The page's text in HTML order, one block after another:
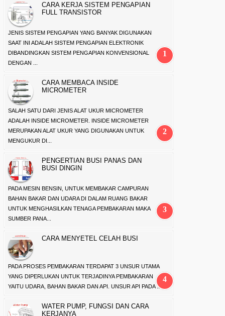
CARA KERJA SISTEM PENGAPIAN
FULL TRANSISTOR
JENIS SISTEM PENGAPIAN YANG BANYAK DIGUNAKAN
SAAT INI ADALAH SISTEM PENGAPIAN ELEKTRONIK
DIBANDINGKAN SISTEM PENGAPIAN KONVENSIONAL
DENGAN ...
CARA MEMBACA INSIDE
MICROMETER
SALAH SATU DARI JENIS ALAT UKUR MICROMETER
ADALAH INSIDE MICROMETER. INSIDE MICROMETER
MERUPAKAN ALAT UKUR YANG DIGUNAKAN UNTUK
MENGUKUR DI...
PENGERTIAN BUSI PANAS DAN
BUSI DINGIN
PADA MESIN BENSIN, UNTUK MEMBAKAR CAMPURAN
BAHAN BAKAR DAN UDARA DI DALAM RUANG BAKAR
UNTUK MENGHASILKAN TENAGA PEMBAKARAN MAKA
SUMBER PANA...
CARA MENYETEL CELAH BUSI
PADA PROSES PEMBAKARAN TERDAPAT 3 UNSUR UTAMA
YANG DIPERLUKAN UNTUK TERJADINYA PEMBAKARAN
YAITU UDARA, BAHAN BAKAR DAN API. UNSUR API PADA ...
WATER PUMP, FUNGSI DAN CARA
KERJANYA